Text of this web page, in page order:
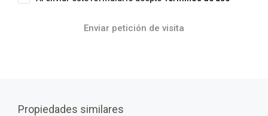
Enviar petición de visita
Propiedades similares